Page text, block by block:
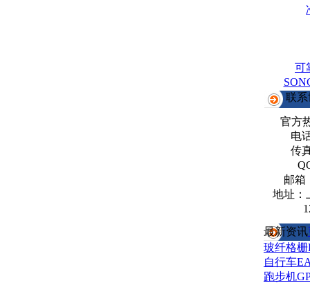
可
联
官方
电
传
邮箱
地址：
最新资讯
玻纤格
自行车
跑步机